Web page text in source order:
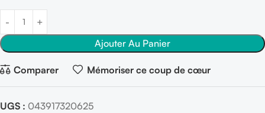
Ajouter Au Panier
Comparer Mémoriser ce coup de cœur
UGS : 043917320625